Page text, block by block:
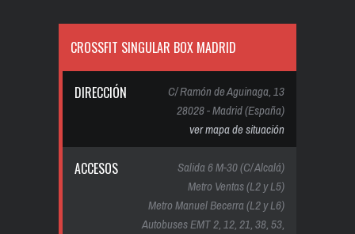
CROSSFIT SINGULAR BOX MADRID
DIRECCIÓN
C/ Ramón de Aguinaga, 13
28028 - Madrid (España)
ver mapa de situación
ACCESOS
Salida 6 M-30 (C/ Alcalá)
Metro Ventas (L2 y L5)
Metro Manuel Becerra (L2 y L6)
Autobuses EMT 2, 12, 21, 38, 53,